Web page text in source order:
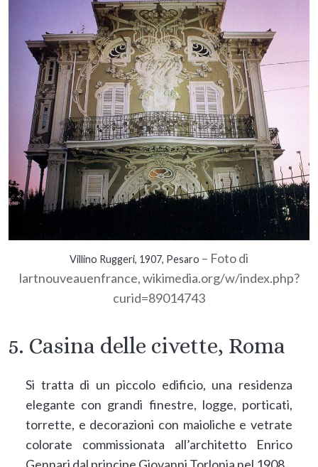
Villino Ruggeri, 1907, Pesaro – Foto di
lartnouveauenfrance, wikimedia.org/w/index.php?
curid=89014743
5. Casina delle civette, Roma
Si tratta di un piccolo edificio, una residenza
elegante con grandi finestre, logge, porticati,
torrette, e decorazioni con maioliche e vetrate
colorate commissionata all’architetto Enrico